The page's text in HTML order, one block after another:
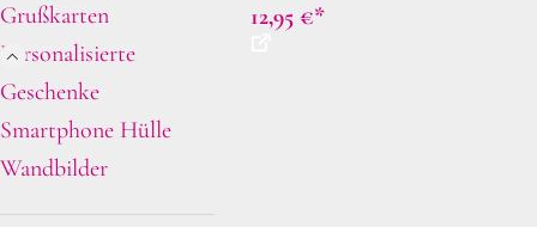
Grußkarten
Personalisierte
Geschenke
Smartphone Hülle
Wandbilder
12,95 €